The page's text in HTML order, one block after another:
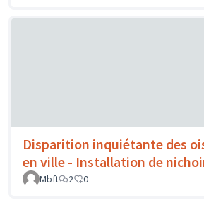
Disparition inquiétante des
en ville - Installation de
Mbft
2 0